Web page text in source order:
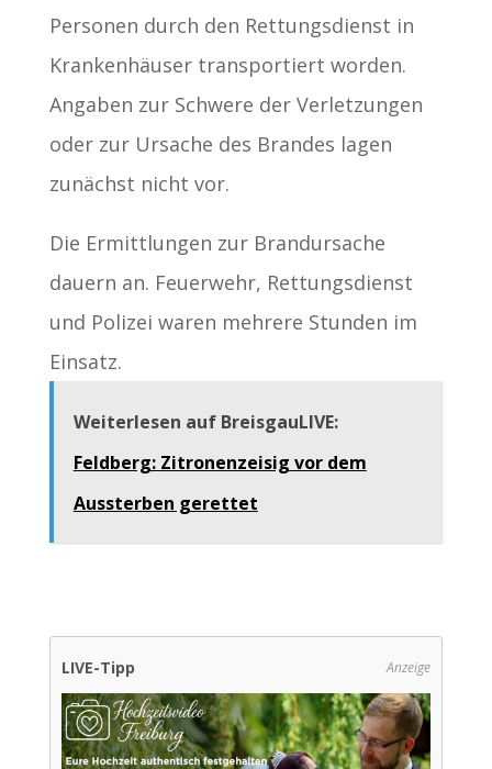
Personen durch den Rettungsdienst in
Krankenhäuser transportiert worden.
Angaben zur Schwere der Verletzungen
oder zur Ursache des Brandes lagen
zunächst nicht vor.
Die Ermittlungen zur Brandursache
dauern an. Feuerwehr, Rettungsdienst
und Polizei waren mehrere Stunden im
Einsatz.
Weiterlesen auf BreisgauLIVE:
Feldberg: Zitronenzeisig vor dem
Aussterben gerettet
LIVE-Tipp Anzeige